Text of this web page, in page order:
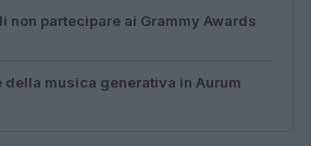
non partecipare ai Grammy Awards
della musica generativa in Aurum